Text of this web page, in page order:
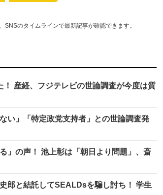
SNSのタイムラインで最新記事が確認できます。
！ 産経、フジテレビの世論調査が今度は質
い」「特定政党支持者」との世論調査発
」の声！ 池上彰は「朝日より問題」、斎
郎と結託してSEALDsを騙し討ち！ 学生